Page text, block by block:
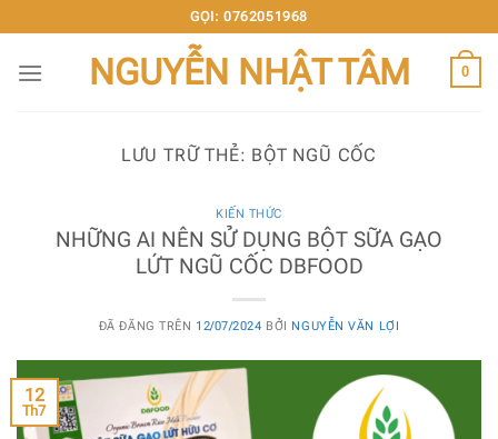
đến
nội
GỌI: 0762051968
NGUYỄN NHẬT TÂM 0
LƯU TRỮ THẺ: BỘT NGŨ CỐC
KIẾN THỨC
NHỮNG AI NÊN SỬ DỤNG BỘT SỮA GẠO
LỨT NGŨ CỐC DBFOOD
ĐÃ ĐĂNG TRÊN 12/07/2024 BỞI NGUYỄN VĂN LỢI
12
Th7